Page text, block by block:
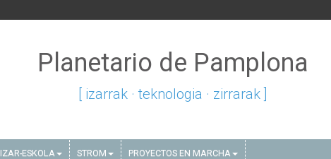
Planetario de Pamplona
[ izarrak · teknologia · zirrarak ]
IZAR-ESKOLA STROM PROYECTOS EN MARCHA